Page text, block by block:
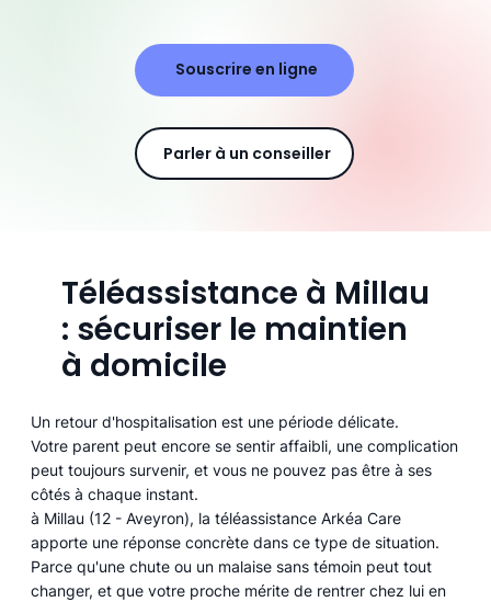
Téléassistance à Millau
: sécuriser le maintien
à domicile
Un retour d'hospitalisation est une période délicate.
Votre parent peut encore se sentir affaibli, une complication
peut toujours survenir, et vous ne pouvez pas être à ses
côtés à chaque instant.
à Millau (12 - Aveyron), la téléassistance Arkéa Care
apporte une réponse concrète dans ce type de situation.
Parce qu'une chute ou un malaise sans témoin peut tout
changer, et que votre proche mérite de rentrer chez lui en
Souscrire en ligne
Parler à un conseiller